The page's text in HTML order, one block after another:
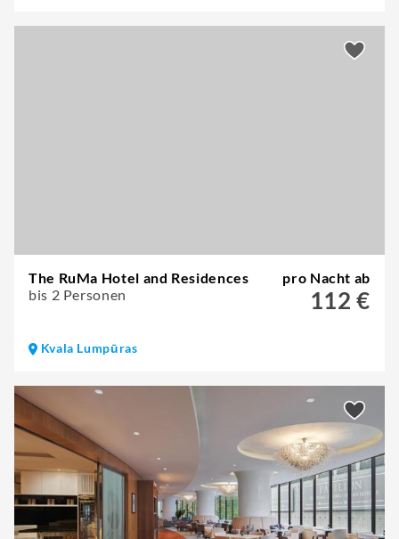
The RuMa Hotel and Residences
bis 2 Personen
pro Nacht ab
112 €
Kvala Lumpūras